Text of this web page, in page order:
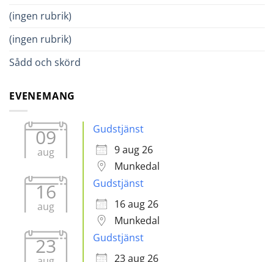
(ingen rubrik)
(ingen rubrik)
Sådd och skörd
EVENEMANG
09
aug
Gudstjänst
9 aug 26
Munkedal
16
aug
Gudstjänst
16 aug 26
Munkedal
23
Gudstjänst
23 aug 26